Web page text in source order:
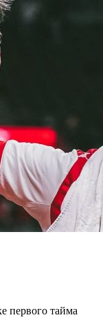
первого тайма